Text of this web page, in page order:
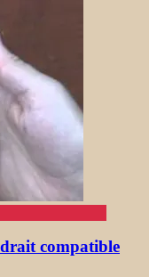
compatible